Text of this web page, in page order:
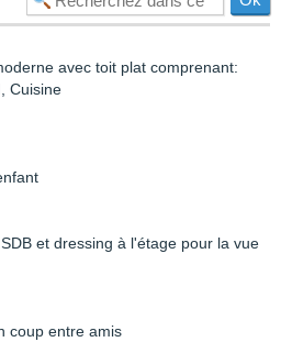
avec toit plat comprenant:
Cuisine
et dressing à l'étage pour la vue
coup entre amis